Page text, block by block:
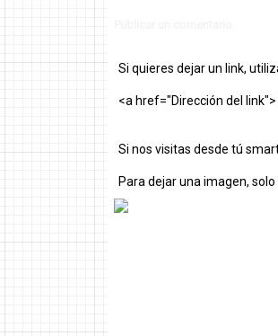
Si quieres dejar un link,
<a href="Dirección del
Si nos visitas desde tú
Para dejar una imagen,